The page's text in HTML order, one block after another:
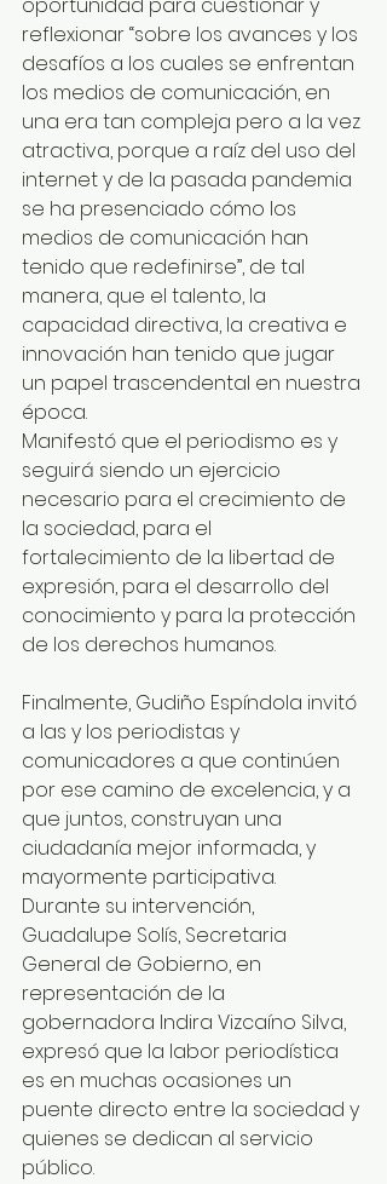
oportunidad para cuestionar y
reflexionar “sobre los avances y los
desafíos a los cuales se enfrentan
los medios de comunicación, en
una era tan compleja pero a la vez
atractiva, porque a raíz del uso del
internet y de la pasada pandemia
se ha presenciado cómo los
medios de comunicación han
tenido que redefinirse”, de tal
manera, que el talento, la
capacidad directiva, la creativa e
innovación han tenido que jugar
un papel trascendental en nuestra
época.
Manifestó que el periodismo es y
seguirá siendo un ejercicio
necesario para el crecimiento de
la sociedad, para el
fortalecimiento de la libertad de
expresión, para el desarrollo del
conocimiento y para la protección
de los derechos humanos.
Finalmente, Gudiño Espíndola invitó
a las y los periodistas y
comunicadores a que continúen
por ese camino de excelencia, y a
que juntos, construyan una
ciudadanía mejor informada, y
mayormente participativa.
Durante su intervención,
Guadalupe Solís, Secretaria
General de Gobierno, en
representación de la
gobernadora Indira Vizcaíno Silva,
expresó que la labor periodística
es en muchas ocasiones un
puente directo entre la sociedad y
quienes se dedican al servicio
público.